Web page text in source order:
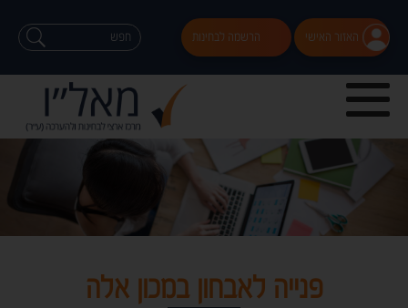
האזור האישי הרשמה לבחינות
פנייה לאבחון במכון אלה